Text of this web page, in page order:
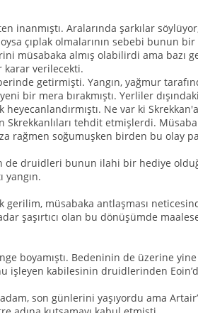
inanmıştı. Aralarında şarkılar
çıplak olmalarının sebebi bunun
müsabaka almış olabilirdi ama bazı
karar verilecekti.
getirmişti. Yangın, yağmur
bir mera bırakmıştı. Yerliler
Ne var ki
tehdit etmişlerdi.
rağmen soğumuşken birden bu olay
de druidleri bunun ilahi bir hediye
yangın.
gerilim, müsabaka antlaşması
şaşırtıcı olan bu dönüşümde
boyamıştı. Bedeninin de üzerine
işleyen kabilesinin druidlerinden
son günlerini yaşıyordu ama